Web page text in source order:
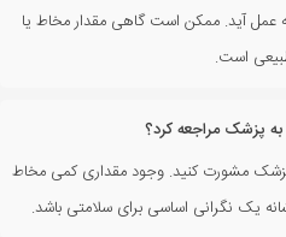
عمل آید. ممکن است گاهی مقدار مخاط یا
است.
به پزشک مراجعه کرد؟
پزشک مشورت کنید. وجود مقداری کمی مخاط
یک نگرانی اساسی برای سلامتی باشد.